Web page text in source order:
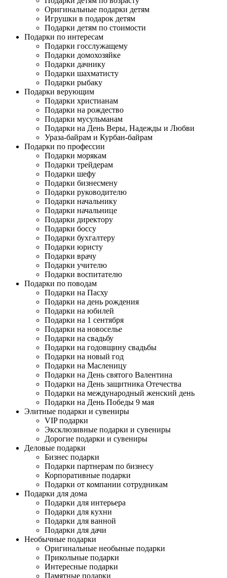
Оригинальные подарки детям
Игрушки в подарок детям
Подарки детям по стоимости
Подарки по интересам
Подарки госслужащему
Подарки домохозяйке
Подарки дачнику
Подарки шахматисту
Подарки рыбаку
Подарки верующим
Подарки христианам
Подарки на рождество
Подарки мусульманам
Подарки на День Веры, Надежды и Любви
Ураза-байрам и Курбан-байрам
Подарки по профессии
Подарки морякам
Подарки трейдерам
Подарки шефу
Подарки бизнесмену
Подарки руководителю
Подарки начальнику
Подарки начальнице
Подарки директору
Подарки боссу
Подарки бухгалтеру
Подарки юристу
Подарки врачу
Подарки учителю
Подарки воспитателю
Подарки по поводам
Подарки на Пасху
Подарки на день рождения
Подарки на юбилей
Подарки на 1 сентября
Подарки на новоселье
Подарки на свадьбу
Подарки на годовщину свадьбы
Подарки на новый год
Подарки на Масленицу
Подарки на День святого Валентина
Подарки на День защитника Отечества
Подарки на международный женский день
Подарки на День Победы 9 мая
Элитные подарки и сувениры
VIP подарки
Эксклюзивные подарки и сувениры
Дорогие подарки и сувениры
Деловые подарки
Бизнес подарки
Подарки партнерам по бизнесу
Корпоративные подарки
Подарки от компании сотрудникам
Подарки для дома
Подарки для интерьера
Подарки для кухни
Подарки для ванной
Подарки для дачи
Необычные подарки
Оригинальные необыные подарки
Прикольные подарки
Интересные подарки
Памятные подарки